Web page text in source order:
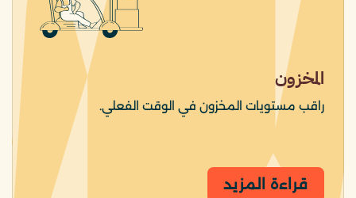
المخزون
راقب مستويات المخزون في الوقت الفعلي.
قراءة المزيد